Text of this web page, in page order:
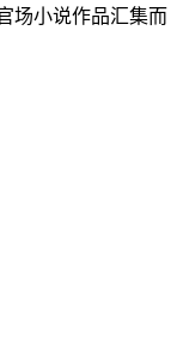
场小说作品汇集而